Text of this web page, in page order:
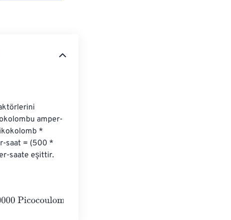
amper-
*
saat = (500 *
saate eşittir.